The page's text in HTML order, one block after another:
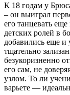
К 18 годам у
– он выиграл
его танцевать
детских ролей в
добавились еще
тщательно
безукоризненно
его сам, не
узлом. То ли
варьете —